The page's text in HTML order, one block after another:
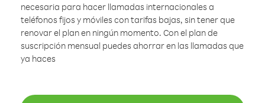
necesaria para hacer llamadas internacionales a
teléfonos fijos y móviles con tarifas bajas, sin tener que
renovar el plan en ningún momento. Con el plan de
suscripción mensual puedes ahorrar en las llamadas que
ya haces